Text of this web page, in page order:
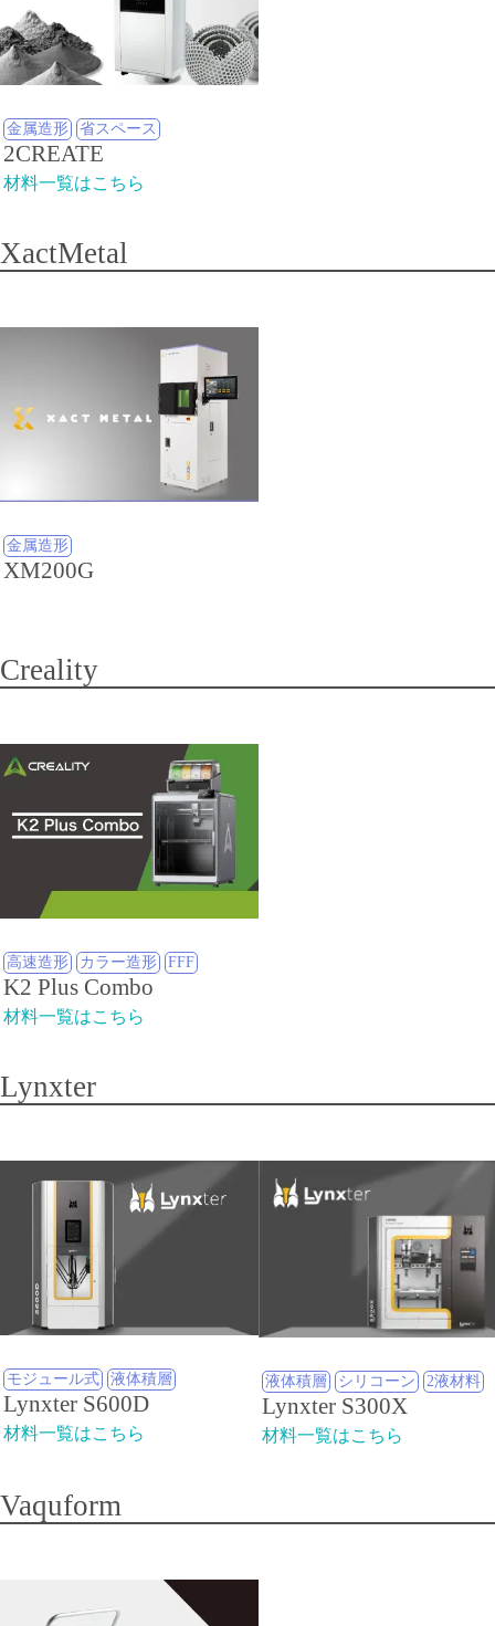
金属造形 省スペース
2CREATE
材料一覧はこちら
XactMetal
金属造形
XM200G
Creality
高速造形 カラー造形 FFF
K2 Plus Combo
材料一覧はこちら
Lynxter
モジュール式 液体積層
Lynxter S600D
材料一覧はこちら
液体積層 シリコーン 2液材料
Lynxter S300X
材料一覧はこちら
Vaquform